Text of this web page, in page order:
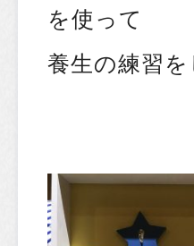
を使って
養生の練習